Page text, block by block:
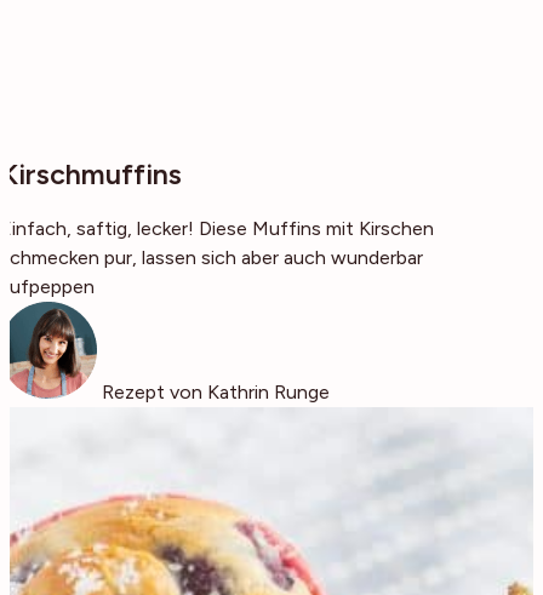
Kirschmuffins
Einfach, saftig, lecker! Diese Muffins mit Kirschen
schmecken pur, lassen sich aber auch wunderbar
aufpeppen
Rezept von Kathrin Runge